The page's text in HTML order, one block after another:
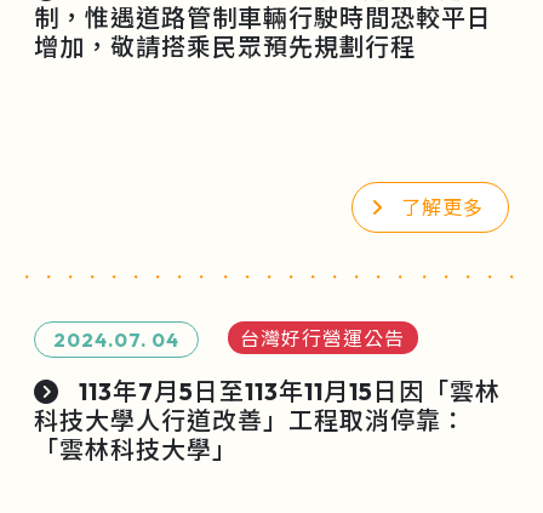
制，惟遇道路管制車輛行駛時間恐較平日
增加，敬請搭乘民眾預先規劃行程
了解更多
2024.07. 04 台灣好行營運公告
113年7月5日至113年11月15日因「雲林
科技大學人行道改善」工程取消停靠：
「雲林科技大學」